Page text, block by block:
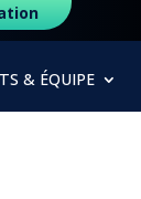
& ÉQUIPE